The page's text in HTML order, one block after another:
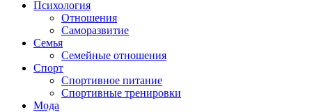
Психология
Отношения
Саморазвитие
Семья
Семейные отношения
Спорт
Спортивное питание
Спортивные тренировки
Мода